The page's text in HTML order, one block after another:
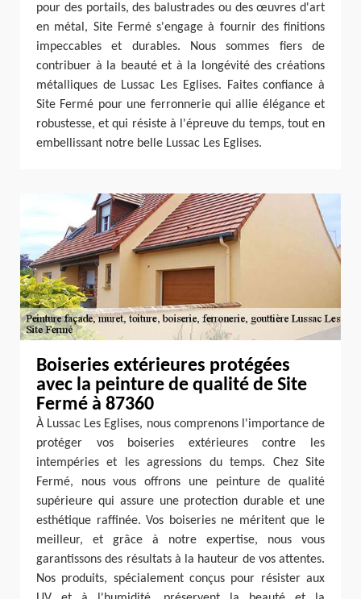
pour des portails, des balustrades ou des œuvres d'art
en métal, Site Fermé s'engage à fournir des finitions
impeccables et durables. Nous sommes fiers de
contribuer à la beauté et à la longévité des créations
métalliques de Lussac Les Eglises. Faites confiance à
Site Fermé pour une ferronnerie qui allie élégance et
robustesse, et qui résiste à l'épreuve du temps, tout en
embellissant notre belle Lussac Les Eglises.
Boiseries extérieures protégées
avec la peinture de qualité de Site
Fermé à 87360
À Lussac Les Eglises, nous comprenons l'importance de
protéger vos boiseries extérieures contre les
intempéries et les agressions du temps. Chez Site
Fermé, nous vous offrons une peinture de qualité
supérieure qui assure une protection durable et une
esthétique raffinée. Vos boiseries ne méritent que le
meilleur, et grâce à notre expertise, nous vous
garantissons des résultats à la hauteur de vos attentes.
Nos produits, spécialement conçus pour résister aux